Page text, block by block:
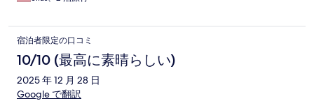
宿泊者限定の口コミ
10/10 (最高に素晴らしい)
2025 年 12 月 28 日
Google で翻訳